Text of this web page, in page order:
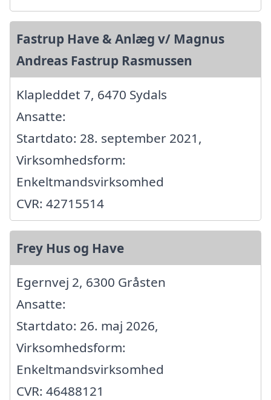
Fastrup Have & Anlæg v/ Magnus
Andreas Fastrup Rasmussen
Klapleddet 7, 6470 Sydals
Ansatte:
Startdato: 28. september 2021,
Virksomhedsform:
Enkeltmandsvirksomhed
CVR: 42715514
Frey Hus og Have
Egernvej 2, 6300 Gråsten
Ansatte:
Startdato: 26. maj 2026,
Virksomhedsform:
Enkeltmandsvirksomhed
CVR: 46488121